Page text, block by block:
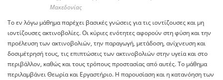
Μακεδονίας
Το εν λόγω μάθημα παρέχει βασικές γνώσεις για τις ιοντίζουσες και μη
ιοντίζουσες ακτινοβολίες. Οι κύριες ενότητες αφορούν στη φύση και την
προέλευση των ακτινοβολιών, την παραγωγή, μετάδοση, ανίχνευση και
δοσιμέτρησή τους, τις επιπτώσεις των ακτινοβολιών στην υγεία και στο
περιβάλλον, καθώς και τους τρόπους προστασίας από αυτές. Το μάθημα
περιλαμβάνει Θεωρία και Εργαστήριο. Η παρουσίαση και η κατανόηση των